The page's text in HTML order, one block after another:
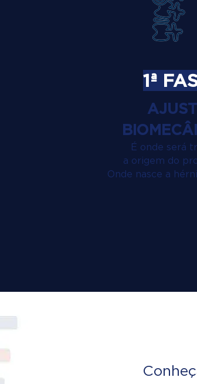
1ª
É onde será
a origem do
Onde nasce a